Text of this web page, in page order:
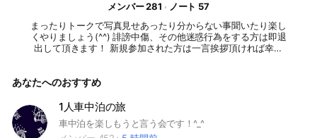
メンバー 281
ノート 57
まったりトークで写真見せあったり分からない事聞いたり楽し
くやりましょう(^^) 誹謗中傷、その他迷惑行為をする方は即退
出して頂きます！ 新規参加された方は一言挨拶頂ければ幸い
あなたへのおすすめ
1人車中泊の旅
車中泊を楽しもうと言う会です！^_^